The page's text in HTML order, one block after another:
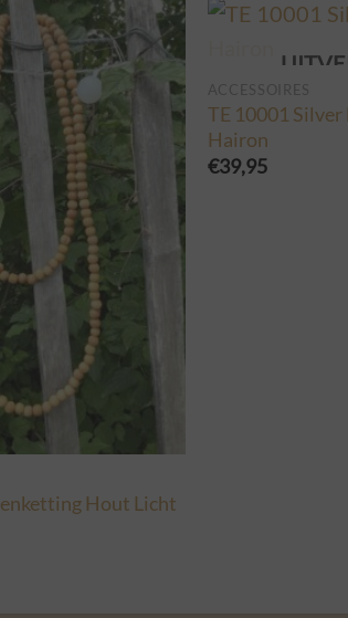
Hout Licht
TE 10001 Silver
Hairon
€39,95